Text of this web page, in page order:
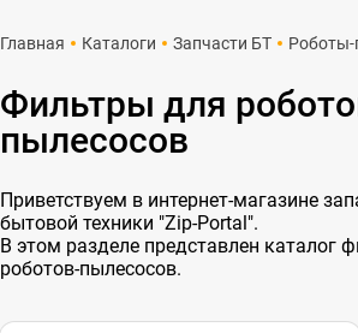
Главная Каталоги Запчасти БТ
Фильтры для
пылесосов
Приветствуем в интернет-магазине
бытовой техники "Zip-Portal".
В этом разделе представлен каталог
роботов-пылесосов.